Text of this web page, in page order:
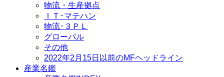
物流・生産拠点
ＩＴ･マテハン
物流･３ＰＬ
グローバル
その他
2022年2月15日以前のMFヘッドライン
産業名鑑